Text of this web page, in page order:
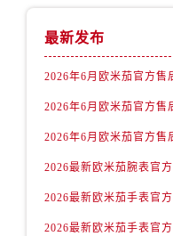
最新发布